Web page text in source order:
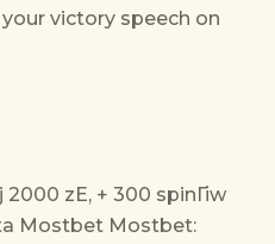
victory speech on
zЕ‚ + 300 spinГіw
Mostbet Mostbet: